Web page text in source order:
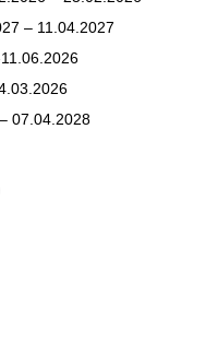
– 11.04.2027
07.04.2028